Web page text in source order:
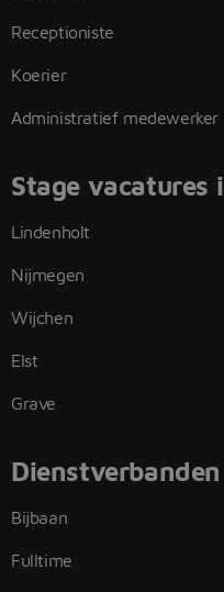
Receptioniste
Koerier
Administratief medewerker
Stage vacatures
Lindenholt
Nijmegen
Wijchen
Elst
Grave
Bijbaan
Fulltime